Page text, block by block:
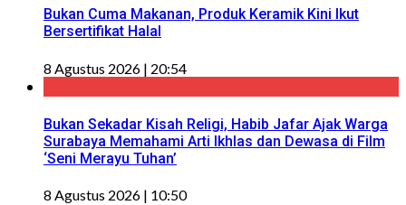
Bukan Cuma Makanan, Produk Keramik Kini Ikut
Bersertifikat Halal
8 Agustus 2026 | 20:54
Bukan Sekadar Kisah Religi, Habib Jafar Ajak Warga
Surabaya Memahami Arti Ikhlas dan Dewasa di Film
‘Seni Merayu Tuhan’
8 Agustus 2026 | 10:50